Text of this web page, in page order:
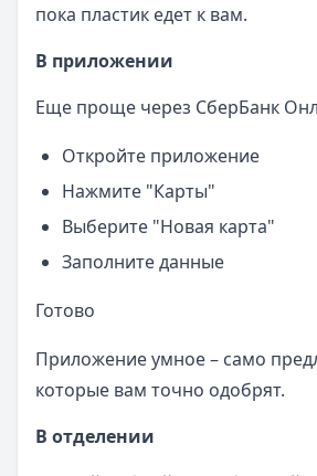
пока пластик едет к вам.
В приложении
Еще проще через СберБанк
Откройте приложение
Нажмите "Карты"
Выберите "Новая карта"
Заполните данные
Готово
Приложение умное – само
которые вам точно одобрят.
В отделении